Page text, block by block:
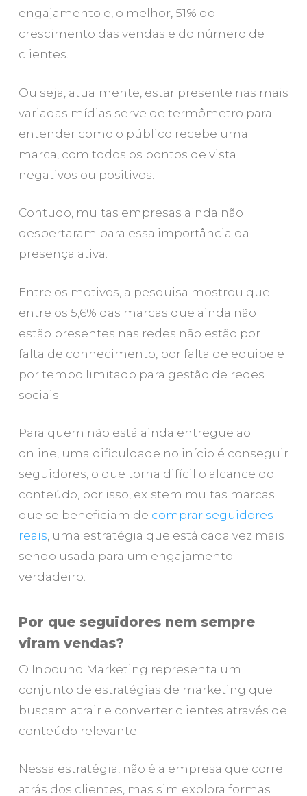
engajamento e, o melhor, 51% do
crescimento das vendas e do número de
clientes.
Ou seja, atualmente, estar presente nas mais
variadas mídias serve de termômetro para
entender como o público recebe uma
marca, com todos os pontos de vista
negativos ou positivos.
Contudo, muitas empresas ainda não
despertaram para essa importância da
presença ativa.
Entre os motivos, a pesquisa mostrou que
entre os 5,6% das marcas que ainda não
estão presentes nas redes não estão por
falta de conhecimento, por falta de equipe e
por tempo limitado para gestão de redes
sociais.
Para quem não está ainda entregue ao
online, uma dificuldade no início é conseguir
seguidores, o que torna difícil o alcance do
conteúdo, por isso, existem muitas marcas
que se beneficiam de comprar seguidores
reais, uma estratégia que está cada vez mais
sendo usada para um engajamento
verdadeiro.
Por que seguidores nem sempre
viram vendas?
O Inbound Marketing representa um
conjunto de estratégias de marketing que
buscam atrair e converter clientes através de
conteúdo relevante.
Nessa estratégia, não é a empresa que corre
atrás dos clientes, mas sim explora formas